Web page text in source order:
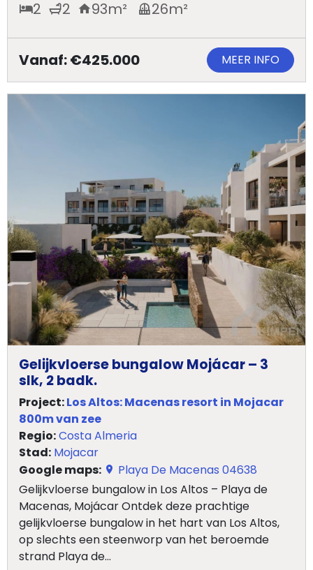
2 2 93m² 26m²
Vanaf: €425.000 MEER INFO
Gelijkvloerse bungalow Mojácar – 3
slk, 2 badk.
Project:Los Altos: Macenas resort in Mojacar
800m van zee
Regio:Costa Almeria
Stad: Mojacar
Google maps:
Playa De Macenas 04638
Gelijkvloerse bungalow in Los Altos – Playa de
Macenas, Mojácar Ontdek deze prachtige
gelijkvloerse bungalow in het hart van Los Altos,
op slechts een steenworp van het beroemde
strand Playa de...